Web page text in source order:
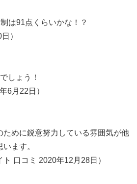
は91点くらいかな！？
）
ょう！
6月22日）
ために鋭意努力している雰囲気が他
ます。
ト 口コミ 2020年12月28日）